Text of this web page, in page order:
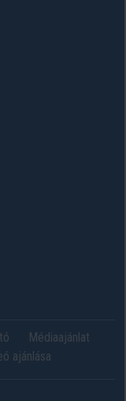
Médiaajánlat
ajánlása